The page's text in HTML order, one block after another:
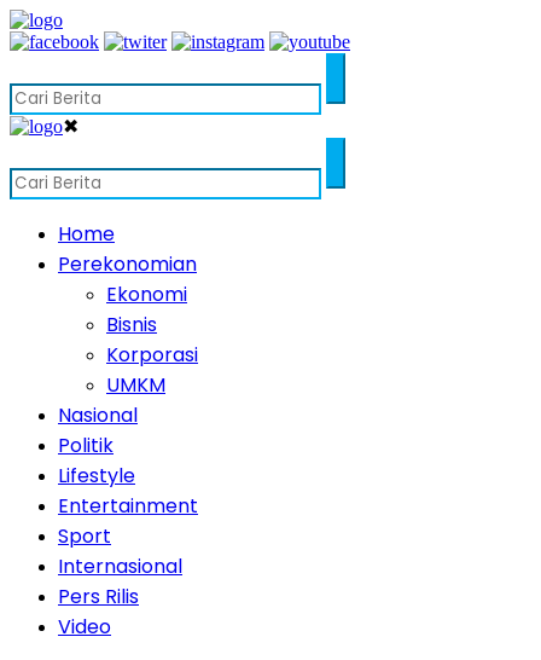
✖
Home
Perekonomian
Ekonomi
Bisnis
Korporasi
UMKM
Nasional
Politik
Lifestyle
Entertainment
Sport
Internasional
Pers Rilis
Video